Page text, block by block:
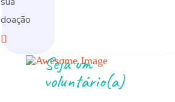
doação
Seja um
voluntário(a)